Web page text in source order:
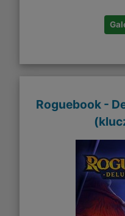
Roguebook -